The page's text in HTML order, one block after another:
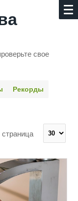
свое
Рекорды
страница